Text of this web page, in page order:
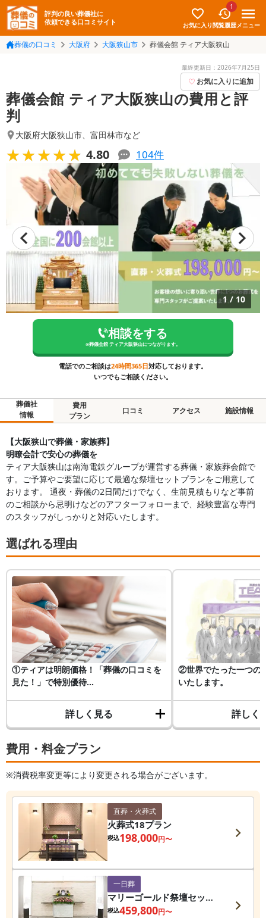
評判の良い葬儀社に
依頼できる口コミサイト
お気に入り
1
閲覧履歴メニュー
葬儀の口コミ 大阪府 大阪狭山市 葬儀会館 ティア大阪狭山
最終更新日： 2026年7月25日
お気に入りに追加
葬儀会館 ティア大阪狭山の費用と評
判
大阪府大阪狭山市、 富田林市など
★★★★★
★★★★★ 4.80 104件
1 / 10
相談をする
※葬儀会館 ティア大阪狭山につながります。
電話でのご相談は24時間365日対応しております。
いつでもご相談ください。
葬儀社
情報
費用
プラン
口コミ アクセス 施設情報
費用・料金プラン
※消費税率変更等により変更される場合がございます。
直葬・火葬式
火葬式18プラン
税込198,000円〜
一日葬
マリーゴールド祭壇セット
プラン
税込459,800円〜
【大阪狭山で葬儀・家族葬】
明瞭会計で安心の葬儀を
ティア大阪狭山は南海電鉄グループが運営する葬儀・家族葬会館で
す。ご予算やご要望に応じて最適な祭壇セットプランをご用意して
おります。 通夜・葬儀の2日間だけでなく、生前見積もりなど事前
のご相談から忌明けなどのアフターフォローまで、経験豊富な専門
のスタッフがしっかりと対応いたします。
選ばれる理由
①ティアは明朗価格！「葬儀の口コミを
見た！」で特別優待...
詳しく見る
②世界でたった一つの
いたします。
詳しく